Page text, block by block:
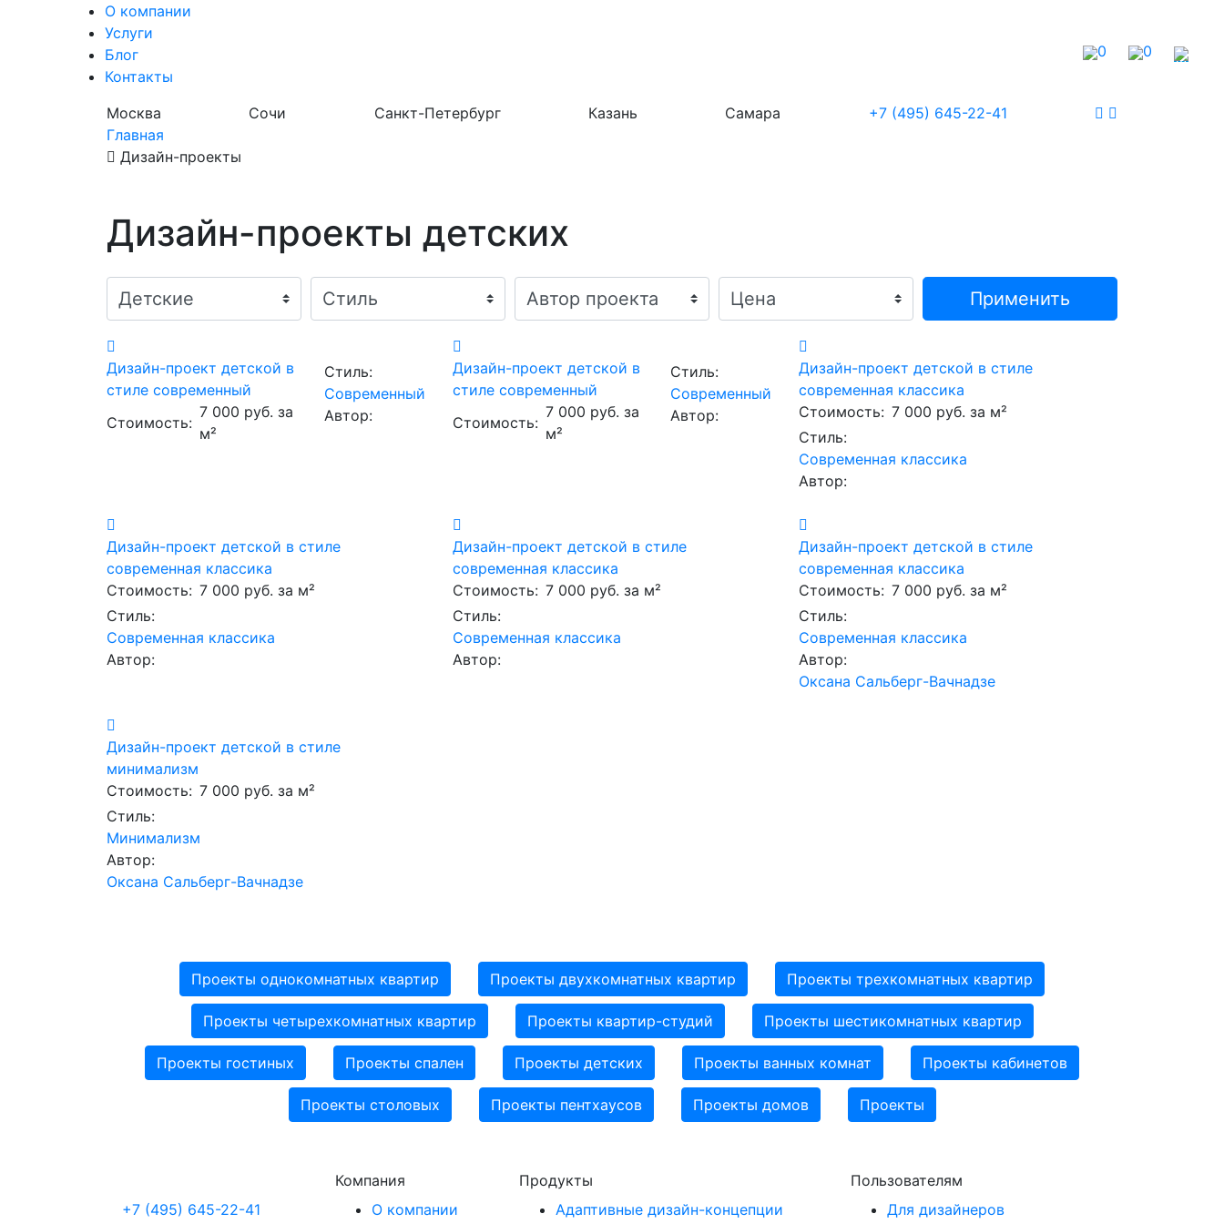
О компании
Услуги
Блог
Контакты
0 0
Москва Сочи Санкт-Петербург Казань Самара
+7 (495) 645-22-41
Главная
Дизайн-проекты
Дизайн-проекты детских
Дизайн-проект детской в
стиле современный
Стоимость:
7 000 руб. за
м²
Стиль:
Современный
Автор:
Дизайн-проект детской в
стиле современный
Стоимость:
7 000 руб. за
м²
Стиль:
Современный
Автор:
Дизайн-проект детской в стиле
современная классика
Стоимость: 7 000 руб. за м²
Стиль:
Современная классика
Автор:
Дизайн-проект детской в стиле
современная классика
Стоимость: 7 000 руб. за м²
Стиль:
Современная классика
Автор:
Дизайн-проект детской в стиле
современная классика
Стоимость: 7 000 руб. за м²
Стиль:
Современная классика
Автор:
Дизайн-проект детской в стиле
современная классика
Стоимость: 7 000 руб. за м²
Стиль:
Современная классика
Автор:
Оксана Сальберг-Вачнадзе
Дизайн-проект детской в стиле
минимализм
Стоимость: 7 000 руб. за м²
Стиль:
Минимализм
Автор:
Оксана Сальберг-Вачнадзе
Проекты однокомнатных квартир Проекты двухкомнатных квартир Проекты трехкомнатных квартир
Проекты четырехкомнатных квартир Проекты квартир-студий Проекты шестикомнатных квартир
Проекты гостиных Проекты спален Проекты детских Проекты ванных комнат Проекты кабинетов
Проекты столовых Проекты пентхаусов Проекты домов Проекты
+7 (495) 645-22-41
Компания
О компании
Продукты
Адаптивные дизайн-концепции
Пользователям
Для дизайнеров